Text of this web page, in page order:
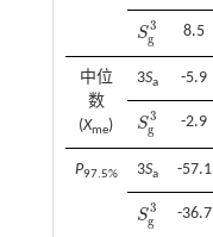
S3
g
Sg3 8.5
中位
数
(Xme)
3Sa -5.9
S3
g
Sg3 -2.9
P97.5% 3Sa -57.1
S3
g
Sg3 -36.7